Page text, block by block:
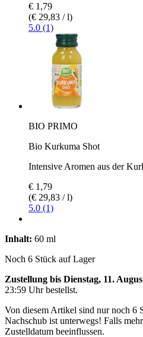
€ 1,79
(€ 29,83 / l)
5.0 (1)
BIO PRIMO
Bio Kurkuma Shot
Intensive Aromen aus der
€ 1,79
(€ 29,83 / l)
5.0 (1)
Inhalt: 60 ml
Noch 6 Stück auf Lager
Zustellung bis Dienstag, 11.
23:59 Uhrbestellst.
Von diesem Artikel sind nur noch 6
Nachschub ist unterwegs! Falls
Zustelldatum beeinflussen.